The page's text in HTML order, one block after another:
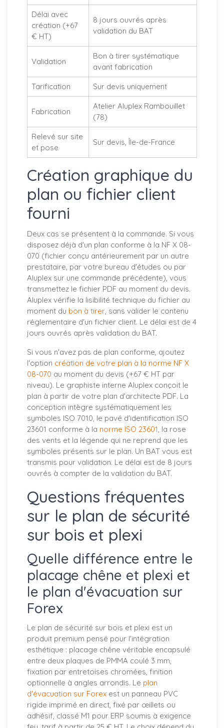
Délai avec
création (+67
€ HT)
8 jours ouvrés après
validation du BAT
Validation
Bon à tirer systématique
avant fabrication
Tarification Sur devis uniquement
Fabrication
Atelier Aluplex Rambouillet
(78)
Relevé sur site
et pose
Sur devis, Île-de-France
Création graphique du
plan ou fichier client
fourni
Deux cas se présentent à la commande. Si vous
disposez déjà d'un plan conforme à la NF X 08-
070 (fichier conçu antérieurement par un autre
prestataire, par votre bureau d'études ou par
Aluplex sur une commande précédente), vous
transmettez le fichier PDF au moment du devis.
Aluplex vérifie la lisibilité technique du fichier au
moment du bon à tirer , sans valider le contenu
réglementaire d'un fichier client. Le délai est de 4
jours ouvrés après validation du BAT.
Si vous n'avez pas de plan conforme, ajoutez
l'option création de votre plan à la norme NF X
08-070 au moment du devis (+67 € HT par
niveau). Le graphiste interne Aluplex conçoit le
plan à partir de votre plan d'architecte PDF. La
conception intègre systématiquement les
symboles ISO 7010, le pavé d'identification ISO
23601 conforme à la norme ISO 23601 , la rose
des vents et la légende qui ne reprend que les
symboles présents sur le plan. Un BAT vous est
transmis pour validation. Le délai est de 8 jours
ouvrés à compter de la validation du BAT.
Questions fréquentes
sur le plan de sécurité
sur bois et plexi
Quelle différence entre le
placage chêne et plexi et
le plan d'évacuation sur
Forex
Le plan de sécurité sur bois et plexi est un
produit premium pensé pour l'intégration
esthétique : placage chêne véritable encapsulé
entre deux plaques de PMMA coulé 3 mm,
fixation par entretoises chromées, finition
optionnelle à angles arrondis. Le plan
d'évacuation sur Forex est un panneau PVC
rigide imprimé en direct, fixé par œillets ou
adhésif, classé M1 pour ERP soumis à exigence